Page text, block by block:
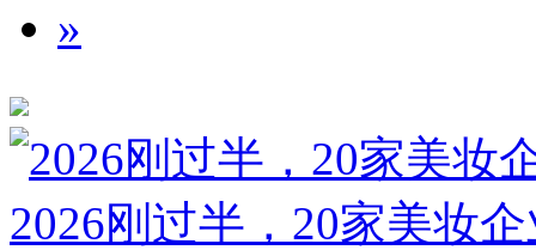
»
2026刚过半，20家美妆